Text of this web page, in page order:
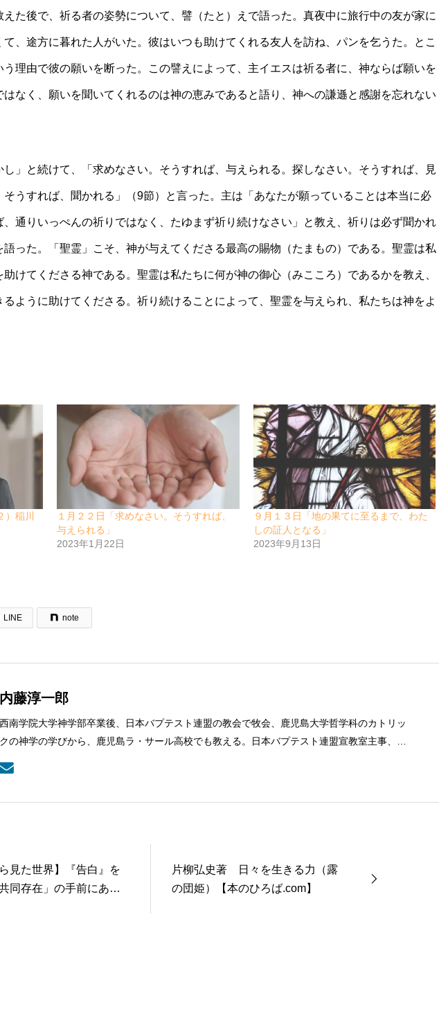
た後で、祈る者の姿勢について、譬（たと）えで語った。真夜中に旅行中の友が家に
、途方に暮れた人がいた。彼はいつも助けてくれる友人を訪ね、パンを乞うた。とこ
理由で彼の願いを断った。この譬えによって、主イエスは祈る者に、神ならば願いを
なく、願いを聞いてくれるのは神の恵みであると語り、神への謙遜と感謝を忘れない
」と続けて、 「 求めなさい。そうすれば、与えられる。探しなさい。そうすれば、見
うすれば、聞かれる」（9節）と言った。主は 「 あなたが願っていることは本当に必
通りいっぺんの祈りではなく、たゆまず祈り続けなさい」と教え、祈りは必ず聞かれ
った。「聖霊」こそ、神が与えてくださる最高の賜物（たまもの）である。聖霊は私
けてくださる神である。聖霊は私たちに何が神の御心（みこころ）であるかを教え、
ように助けてくださる。祈り続けることによって、聖霊を与えられ、私たちは神をよ
稲川
１月２２日「求めなさい。そうすれば、
与えられる」
2023年1月22日
９月１３日「地の果てに至るまで、わた
しの証人となる」
2023年9月13日
LINE note
内藤淳一郎
西南学院大学神学部卒業後、日本バプテスト連盟の教会で牧会、鹿児島大学哲学科のカトリッ
クの神学の学びから、鹿児島ラ・サール高校でも教える。日本バプテスト連盟宣教室主事、日
本バプテスト連盟常務理事を８年間務める。
ら見た世界】『告白』を
同存在」の手前にある
片柳弘史著 日々を生きる力（露
の団姫）【本のひろば.com】